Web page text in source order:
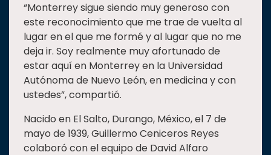
“Monterrey sigue siendo muy generoso con
este reconocimiento que me trae de vuelta al
lugar en el que me formé y al lugar que no me
deja ir. Soy realmente muy afortunado de
estar aquí en Monterrey en la Universidad
Autónoma de Nuevo León, en medicina y con
ustedes”, compartió.
Nacido en El Salto, Durango, México, el 7 de
mayo de 1939, Guillermo Ceniceros Reyes
colaboró con el equipo de David Alfaro